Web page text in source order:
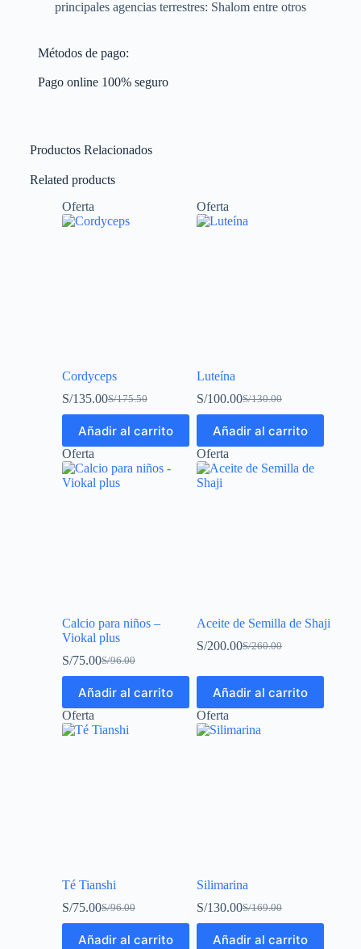
principales agencias terrestres: Shalom entre otros
Métodos de pago:
Pago online 100% seguro
Productos Relacionados
Related products
Oferta
Cordyceps
S/175.50
S/135.00
Añadir al carrito
Oferta
Luteína
S/130.00
S/100.00
Añadir al carrito
Oferta
Calcio para niños –
Viokal plus
S/96.00
S/75.00
Añadir al carrito
Oferta
Aceite de Semilla de Shaji
S/260.00
S/200.00
Añadir al carrito
Oferta
Té Tianshi
S/96.00
S/75.00
Añadir al carrito
Oferta
Silimarina
S/169.00
S/130.00
Añadir al carrito